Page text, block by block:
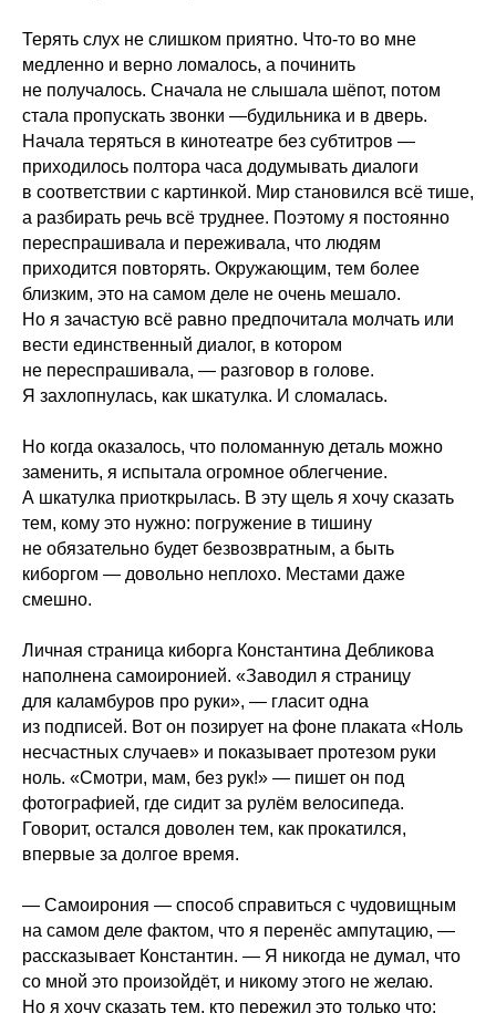
Терять слух не слишком приятно. Что-то во мне
медленно и верно ломалось, а починить
не получалось. Сначала не слышала шёпот, потом
стала пропускать звонки —будильника и в дверь.
Начала теряться в кинотеатре без субтитров —
приходилось полтора часа додумывать диалоги
в соответствии с картинкой. Мир становился всё тише,
а разбирать речь всё труднее. Поэтому я постоянно
переспрашивала и переживала, что людям
приходится повторять. Окружающим, тем более
близким, это на самом деле не очень мешало.
Но я зачастую всё равно предпочитала молчать или
вести единственный диалог, в котором
не переспрашивала, — разговор в голове.
Я захлопнулась, как шкатулка. И сломалась.
Но когда оказалось, что поломанную деталь можно
заменить, я испытала огромное облегчение.
А шкатулка приоткрылась. В эту щель я хочу сказать
тем, кому это нужно: погружение в тишину
не обязательно будет безвозвратным, а быть
киборгом — довольно неплохо. Местами даже
смешно.
Личная страница киборга Константина Дебликова
наполнена самоиронией. «Заводил я страницу
для каламбуров про руки», — гласит одна
из подписей. Вот он позирует на фоне плаката «Ноль
несчастных случаев» и показывает протезом руки
ноль. «Смотри, мам, без рук!» — пишет он под
фотографией, где сидит за рулём велосипеда.
Говорит, остался доволен тем, как прокатился,
впервые за долгое время.
— Самоирония — способ справиться с чудовищным
на самом деле фактом, что я перенёс ампутацию, —
рассказывает Константин. — Я никогда не думал, что
со мной это произойдёт, и никому этого не желаю.
Но я хочу сказать тем, кто пережил это только что: